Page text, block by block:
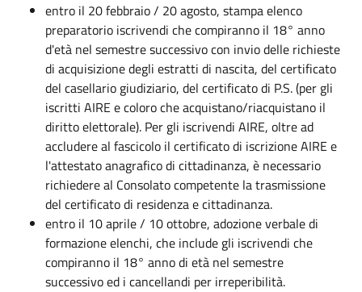
entro il 20 febbraio / 20 agosto, stampa elenco
preparatorio iscrivendi che compiranno il 18° anno
d'età nel semestre successivo con invio delle richieste
di acquisizione degli estratti di nascita, del certificato
del casellario giudiziario, del certificato di P.S. (per gli
iscritti AIRE e coloro che acquistano/riacquistano il
diritto elettorale). Per gli iscrivendi AIRE, oltre ad
accludere al fascicolo il certificato di iscrizione AIRE e
l'attestato anagrafico di cittadinanza, è necessario
richiedere al Consolato competente la trasmissione
del certificato di residenza e cittadinanza.
entro il 10 aprile / 10 ottobre, adozione verbale di
formazione elenchi, che include gli iscrivendi che
compiranno il 18° anno di età nel semestre
successivo ed i cancellandi per irreperibilità.